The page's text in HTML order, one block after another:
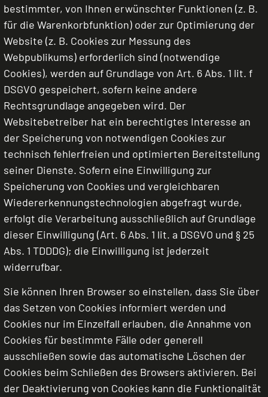
bestimmter, von Ihnen erwünschter Funktionen (z. B.
für die Warenkorbfunktion) oder zur Optimierung der
Website (z. B. Cookies zur Messung des
Webpublikums) erforderlich sind (notwendige
Cookies), werden auf Grundlage von Art. 6 Abs. 1 lit. f
DSGVO gespeichert, sofern keine andere
Rechtsgrundlage angegeben wird. Der
Websitebetreiber hat ein berechtigtes Interesse an
der Speicherung von notwendigen Cookies zur
technisch fehlerfreien und optimierten Bereitstellung
seiner Dienste. Sofern eine Einwilligung zur
Speicherung von Cookies und vergleichbaren
Wiedererkennungstechnologien abgefragt wurde,
erfolgt die Verarbeitung ausschließlich auf Grundlage
dieser Einwilligung (Art. 6 Abs. 1 lit. a DSGVO und § 25
Abs. 1 TDDDG); die Einwilligung ist jederzeit
widerrufbar.
Sie können Ihren Browser so einstellen, dass Sie über
das Setzen von Cookies informiert werden und
Cookies nur im Einzelfall erlauben, die Annahme von
Cookies für bestimmte Fälle oder generell
ausschließen sowie das automatische Löschen der
Cookies beim Schließen des Browsers aktivieren. Bei
der Deaktivierung von Cookies kann die Funktionalität